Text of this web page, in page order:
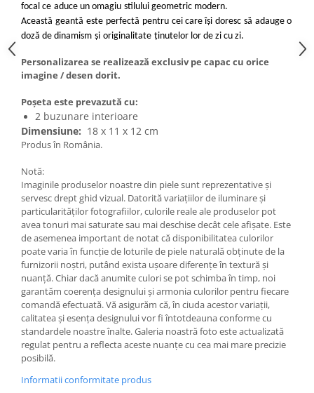
focal ce aduce un omagiu stilului geometric modern.
Această geantă este perfectă pentru cei care își doresc să adauge o
doză de dinamism și originalitate ținutelor lor de zi cu zi.
Personalizarea se realizează exclusiv pe capac cu orice
imagine / desen dorit.
Poșeta este prevazută cu:
2 buzunare interioare
Dimensiune: 18 x 11 x 12 cm
Produs în România.
Notă:
Imaginile produselor noastre din piele sunt reprezentative și
servesc drept ghid vizual. Datorită variațiilor de iluminare și
particularităților fotografiilor, culorile reale ale produselor pot
avea tonuri mai saturate sau mai deschise decât cele afișate. Este
de asemenea important de notat că disponibilitatea culorilor
poate varia în funcție de loturile de piele naturală obținute de la
furnizorii noștri, putând exista ușoare diferențe în textură și
nuanță. Chiar dacă anumite culori se pot schimba în timp, noi
garantăm coerența designului și armonia culorilor pentru fiecare
comandă efectuată. Vă asigurăm că, în ciuda acestor variații,
calitatea și esența designului vor fi întotdeauna conforme cu
standardele noastre înalte. Galeria noastră foto este actualizată
regulat pentru a reflecta aceste nuanțe cu cea mai mare precizie
posibilă.
Informatii conformitate produs